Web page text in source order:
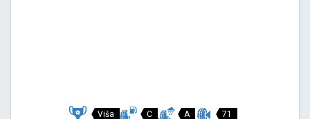
Viša C A 71